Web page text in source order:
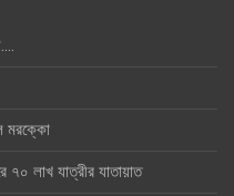
মরক্কো
৭০ লাখ যাত্রীর যাতায়াত